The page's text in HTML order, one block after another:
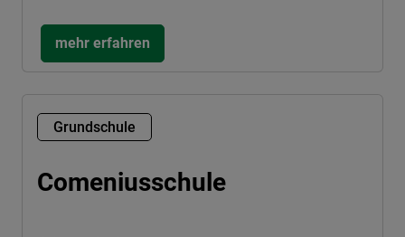
mehr erfahren
Grundschule
Comeniusschule